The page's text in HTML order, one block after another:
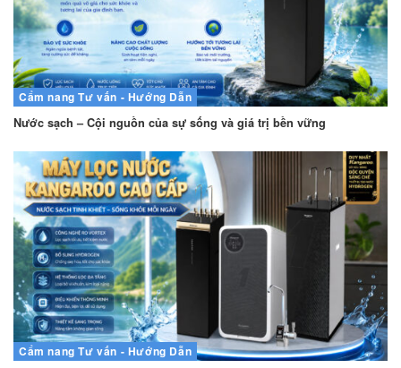
Cẩm nang Tư vấn - Hướng Dẫn
Nước sạch – Cội nguồn của sự sống và giá trị bền vững
Cẩm nang Tư vấn - Hướng Dẫn